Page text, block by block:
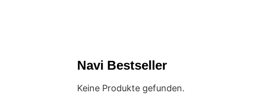
Navi Bestseller
Keine Produkte gefunden.